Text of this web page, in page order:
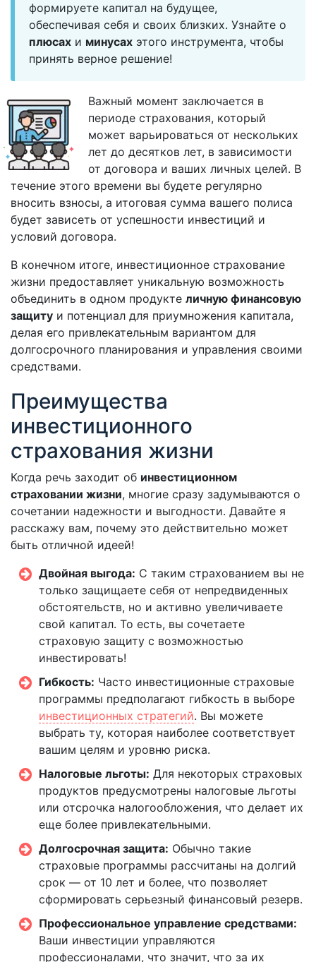
формируете капитал на будущее,
обеспечивая себя и своих близких. Узнайте о
плюсах и минусах этого инструмента, чтобы
принять верное решение!
Важный момент заключается в
периоде страхования, который
может варьироваться от нескольких
лет до десятков лет, в зависимости
от договора и ваших личных целей. В
течение этого времени вы будете регулярно
вносить взносы, а итоговая сумма вашего полиса
будет зависеть от успешности инвестиций и
условий договора.
В конечном итоге, инвестиционное страхование
жизни предоставляет уникальную возможность
объединить в одном продукте личную финансовую
защиту и потенциал для приумножения капитала,
делая его привлекательным вариантом для
долгосрочного планирования и управления своими
средствами.
Преимущества
инвестиционного
страхования жизни
Когда речь заходит об инвестиционном
страховании жизни, многие сразу задумываются о
сочетании надежности и выгодности. Давайте я
расскажу вам, почему это действительно может
быть отличной идеей!
Двойная выгода: С таким страхованием вы не
только защищаете себя от непредвиденных
обстоятельств, но и активно увеличиваете
свой капитал. То есть, вы сочетаете
страховую защиту с возможностью
инвестировать!
Гибкость: Часто инвестиционные страховые
программы предполагают гибкость в выборе
инвестиционных стратегий. Вы можете
выбрать ту, которая наиболее соответствует
вашим целям и уровню риска.
Налоговые льготы: Для некоторых страховых
продуктов предусмотрены налоговые льготы
или отсрочка налогообложения, что делает их
еще более привлекательными.
Долгосрочная защита: Обычно такие
страховые программы рассчитаны на долгий
срок — от 10 лет и более, что позволяет
сформировать серьезный финансовый резерв.
Профессиональное управление средствами:
Ваши инвестиции управляются
профессионалами, что значит, что за их